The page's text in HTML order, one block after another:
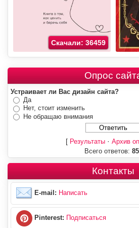
Скачали: 36459
Опрос
Устраивает ли Вас дизайн сайта?
Да
Нет, стоит изменить
Не обращаю внимания
[ Результаты· Архив
Всего ответов:
Контакты
E-mail: Написать
Pinterest: Подписаться